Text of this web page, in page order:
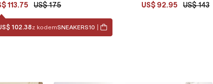
113.75 US$ 175
102.38z kodemSNEAKERS10
US$ 92.95 US$ 143